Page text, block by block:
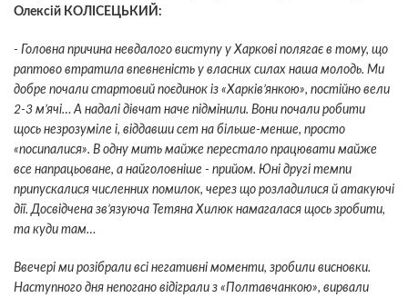
Олексій КОЛІСЕЦЬКИЙ:
- Головна причина невдалого виступу у Харкові полягає в тому, що
раптово втратила впевненість у власних силах наша молодь. Ми
добре почали стартовий поєдинок із «Харків’янкою», постійно вели
2-3 м’ячі… А надалі дівчат наче підмінили. Вони почали робити
щось незрозуміле і, віддавши сет на більше-менше, просто
«посипалися». В одну мить майже перестало працювати майже
все напрацьоване, а найголовніше - прийом. Юні другі темпи
припускалися численних помилок, через що розладилися й атакуючі
дії. Досвідчена зв’язуюча Тетяна Хилюк намагалася щось зробити,
та куди там…
Ввечері ми розібрали всі негативні моменти, зробили висновки.
Наступного дня непогано відіграли з «Полтавчанкою», вирвали